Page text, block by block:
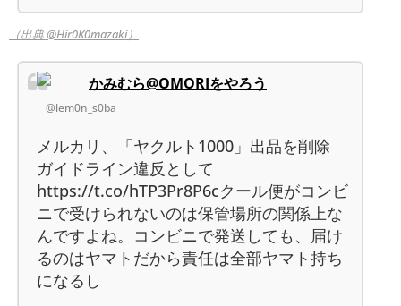
（出典 @Hir0K0mazaki）
かみむら@OMORIをやろう
@lem0n_s0ba
メルカリ、「ヤクルト1000」出品を削除
ガイドライン違反として
https://t.co/hTP3Pr8P6cクール便がコンビ
ニで受けられないのは保管場所の関係上な
んですよね。コンビニで発送しても、届け
るのはヤマトだから責任は全部ヤマト持ち
になるし